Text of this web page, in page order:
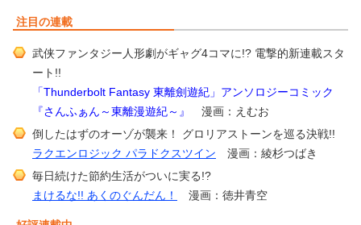
注目の連載
武侠ファンタジー人形劇がギャグ4コマに!? 電撃的新連載スタ
ート!!
「Thunderbolt Fantasy 東離劍遊紀」アンソロジーコミック
『さんふぁん～東離漫遊紀～』
漫画：えむお
倒したはずのオーゾが襲来！ グロリアストーンを巡る決戦!!
ラクエンロジック パラドクスツイン 漫画：綾杉つばき
毎日続けた節約生活がついに実る!?
まけるな!! あくのぐんだん！
漫画：徳井青空